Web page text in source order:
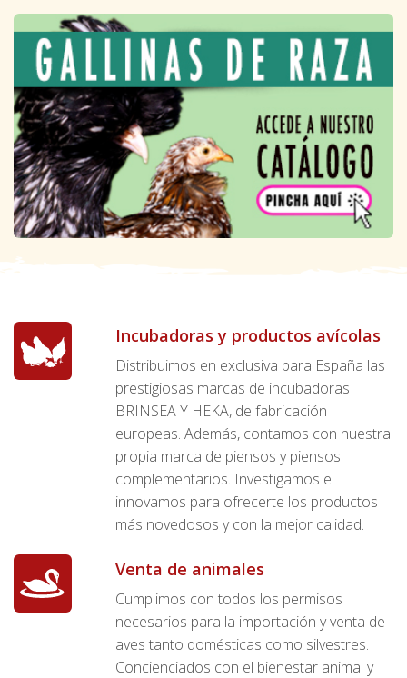
Incubadoras y productos avícolas
Distribuimos en exclusiva para España las
prestigiosas marcas de incubadoras
BRINSEA Y HEKA, de fabricación
europeas. Además, contamos con nuestra
propia marca de piensos y piensos
complementarios. Investigamos e
innovamos para ofrecerte los productos
más novedosos y con la mejor calidad.
Venta de animales
Cumplimos con todos los permisos
necesarios para la importación y venta de
aves tanto domésticas como silvestres.
Concienciados con el bienestar animal y